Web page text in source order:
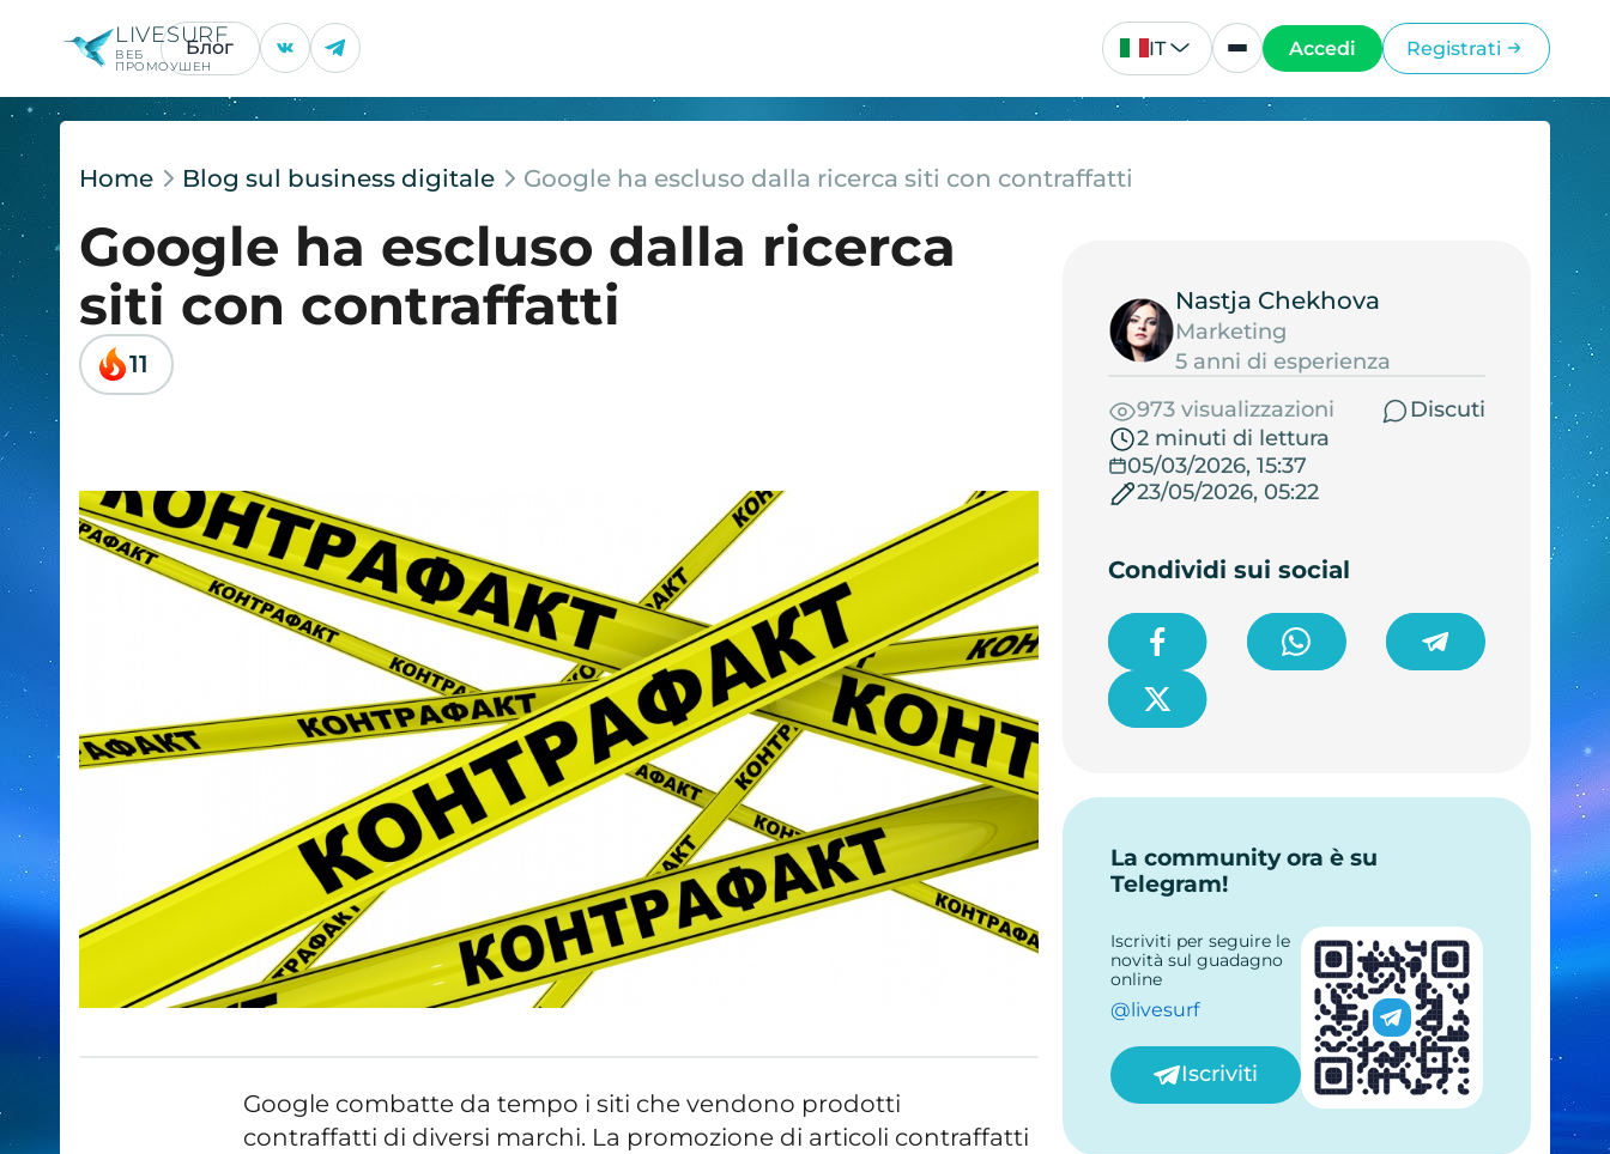
LIVESURF
ВЕБ
ПРОМОУШЕН
Блог IT Accedi Registrati
Home Blog sul business digitale Google ha escluso dalla ricerca siti con contraffatti
Google ha escluso dalla ricerca
siti con contraffatti
11
Google combatte da tempo i siti che vendono prodotti
contraffatti di diversi marchi. La promozione di articoli contraffatti
Nastja Chekhova
Marketing
5 anni di esperienza
973 visualizzazioni
Discuti
2 minuti di lettura
05/03/2026, 15:37
23/05/2026, 05:22
Condividi sui social
La community ora è su
Telegram!
Iscriviti per seguire le
novità sul guadagno
online
@livesurf
Iscriviti